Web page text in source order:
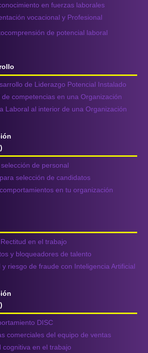
en fuerzas laborales
vocacional y Profesional
de potencial laboral
de Liderazgo Potencial Instalado
competencias en una Organización
Laboral al interior de una Organización
de personal
selección de candidatos
en tu organización
en el trabajo
y bloqueadores de talento
y riesgo de fraude con Inteligencia Artificial
DISC
comerciales del equipo de ventas
cognitiva en el trabajo